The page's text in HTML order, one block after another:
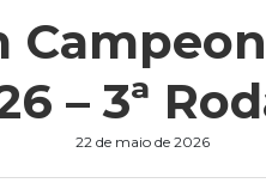
– 3ª
22 de maio de 2026